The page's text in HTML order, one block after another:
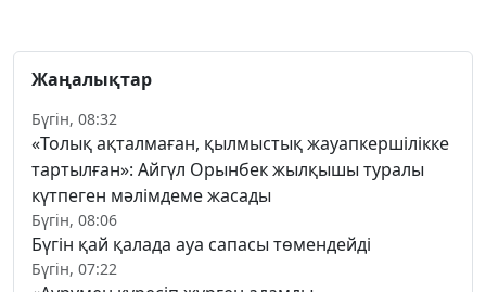
Жаңалықтар
Бүгін, 08:32
«Толық ақталмаған, қылмыстық жауапкершілікке
тартылған»: Айгүл Орынбек жылқышы туралы
күтпеген мәлімдеме жасады
Бүгін, 08:06
Бүгін қай қалада ауа сапасы төмендейді
Бүгін, 07:22